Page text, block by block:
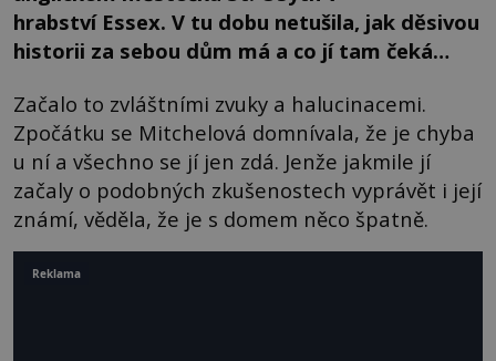
hrabství Essex. V tu dobu netušila, jak děsivou
historii za sebou dům má a co jí tam čeká…
Začalo to zvláštními zvuky a halucinacemi.
Zpočátku se Mitchelová domnívala, že je chyba
u ní a všechno se jí jen zdá. Jenže jakmile jí
začaly o podobných zkušenostech vyprávět i její
známí, věděla, že je s domem něco špatně.
Reklama